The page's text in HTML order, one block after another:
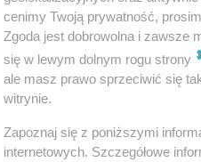
cenimy Twoją prywatność,
Zgoda jest dobrowolna i zawsze
się w lewym dolnym rogu strony
ale masz prawo sprzeciwić się
witrynie.
Zapoznaj się z poniższymi
internetowych. Szczegółowe